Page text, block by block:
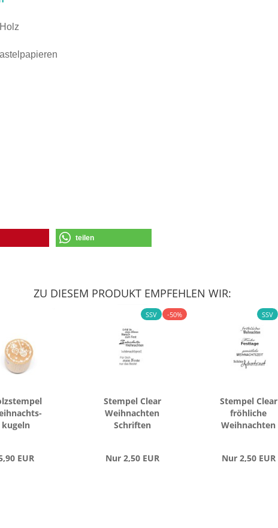
teilen
ZU DIESEM PRODUKT EMPFEHLEN WIR:
ku­geln
EUR
SSV -50%
Stem­pel Clear
Weih­nach­ten
Schrif­ten
Nur 2,50 EUR
SSV
Stem­pel Clear
fröh­li­che
Weih­nach­ten
Nur 2,50 EUR